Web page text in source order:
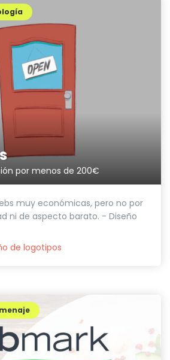
por menos de 200€
muy económicas, pero no por
ni de aspecto barato. - Diseño
de logotipos